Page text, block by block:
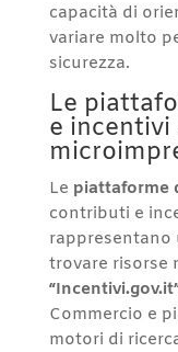
capacità di
variare molto
sicurezza.
Le
e incentivi
Le piattaforme
contributi e
rappresentano
trovare risorse
Commercio e
motori di